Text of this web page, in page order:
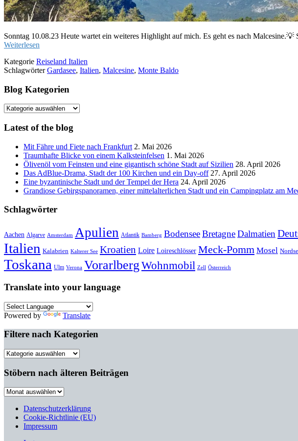
Sonntag 10.08.23 Heute wartet ein weiteres Highlight auf mich. Es geht es nach
Weiterlesen
Kategorie Reiseland Italien
SchlagwörterGardasee, Italien, Malcesine, Monte Baldo
Blog Kategorien
Blog
Latest of the blog
Mit Fähre und Fiete nach Frankfurt 2. Mai 2026
Traumhafte Blicke von einem Kalksteinfelsen 1. Mai 2026
Ölivenöl vom Feinsten und eine gigantisch schöne Stadt auf Sizilien 28. April 2026
Das AdBlue-Drama, Stadt der 100 Kirchen und ein Day-off 27. April 2026
Eine byzantinische Stadt und der Tempel der Hera 24. April 2026
Grandiose Gebirgspanoramen, einer mittelalterlichen Stadt und ein Campingplatz am
Schlagwörter
Aachen Algarve Amsterdam Apulien Atlantik Bamberg BodenseeBretagneDalmatien
Italien Kalabrien Kalterer See Kroatien Loire Loireschlösser Meck-Pomm Mosel
Toskana Ulm Verona VorarlbergWohnmobil Zell Österreich
Translate into your language
Powered by Translate
Filtere nach Kategorien
Filtere
Kategorien
Stöbern nach älteren Beiträgen
Stöbern
älteren
Beiträgen
Datenschutzerklärung
Cookie-Richtlinie (EU)
Impressum